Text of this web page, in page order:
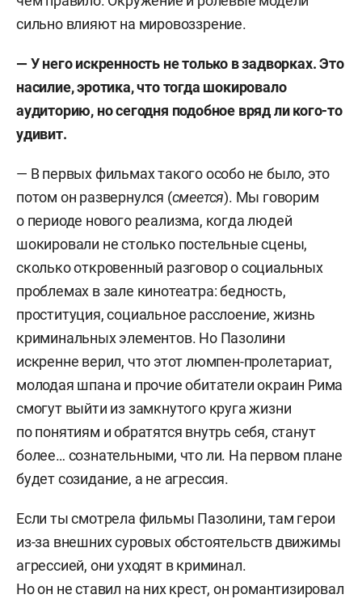
сильно влияют на мировоззрение.
— У него искренность не только в задворках. Это
насилие, эротика, что тогда шокировало
аудиторию, но сегодня подобное вряд ли кого-то
удивит.
— В первых фильмах такого особо не было, это
потом он развернулся (смеется). Мы говорим
о периоде нового реализма, когда людей
шокировали не столько постельные сцены,
сколько откровенный разговор о социальных
проблемах в зале кинотеатра: бедность,
проституция, социальное расслоение, жизнь
криминальных элементов. Но Пазолини
искренне верил, что этот люмпен-пролетариат,
молодая шпана и прочие обитатели окраин Рима
смогут выйти из замкнутого круга жизни
по понятиям и обратятся внутрь себя, станут
более… сознательными, что ли. На первом плане
будет созидание, а не агрессия.
Если ты смотрела фильмы Пазолини, там герои
из-за внешних суровых обстоятельств движимы
агрессией, они уходят в криминал.
Но он не ставил на них крест, он романтизировал